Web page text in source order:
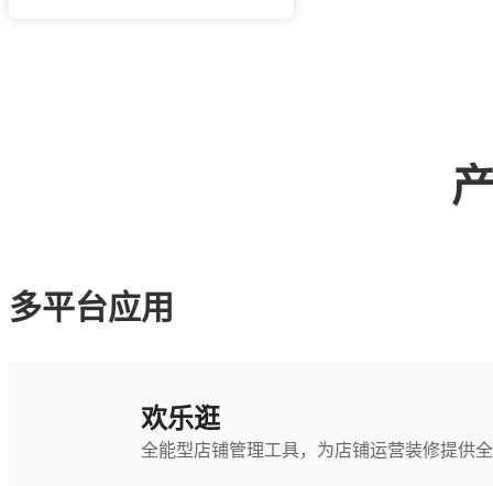
多平台应用
欢乐逛
全能型店铺管理工具，为店铺运营装修提供